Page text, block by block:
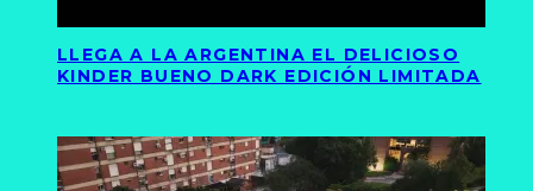
LLEGA A LA ARGENTINA EL DELICIOSO
KINDER BUENO DARK EDICIÓN LIMITADA